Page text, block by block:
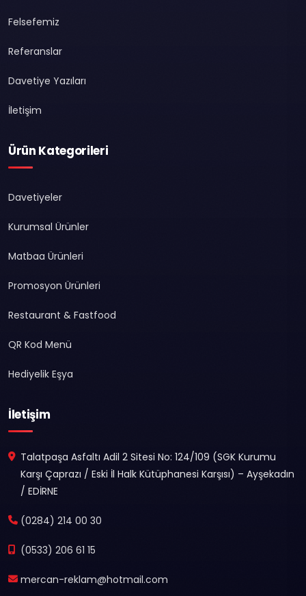
Felsefemiz
Referanslar
Davetiye Yazıları
İletişim
Ürün Kategorileri
Davetiyeler
Kurumsal Ürünler
Matbaa Ürünleri
Promosyon Ürünleri
Restaurant & Fastfood
QR Kod Menü
Hediyelik Eşya
İletişim
Talatpaşa Asfaltı Adil 2 Sitesi No: 124/109 (SGK Kurumu
Karşı Çaprazı / Eski İl Halk Kütüphanesi Karşısı) – Ayşekadın
/ EDİRNE
(0284) 214 00 30
(0533) 206 61 15
mercan-reklam@hotmail.com